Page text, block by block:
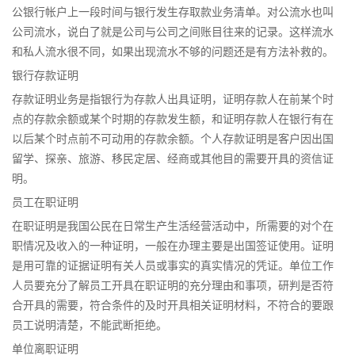
公银行帐户上一段时间与银行发生存取款业务清单。对公流水也叫
公司流水，说白了就是公司与公司之间账目往来的记录。这样流水
和私人流水很不同，如果出现流水不够的问题还是有方法补救的。
银行存款证明
存款证明业务是指银行为存款人出具证明，证明存款人在前某个时
点的存款余额或某个时期的存款发生额，和证明存款人在银行有在
以后某个时点前不可动用的存款余额。个人存款证明是客户因出国
留学、探亲、旅游、移民定居、经商或其他目的需要开具的资信证
明。
员工在职证明
在职证明是我国公民在日常生产生活经营活动中，所需要的对个在
职情况及收入的一种证明，一般在办理主要是出国签证使用。证明
是用可靠的证据证明有关人员或事实的真实情况的凭证。单位工作
人员要充分了解员工开具在职证明的充分理由和事项，研判是否符
合开具的需要，符合条件的及时开具相关证明材料，不符合的要跟
员工说明清楚，不能武断拒绝。
单位离职证明